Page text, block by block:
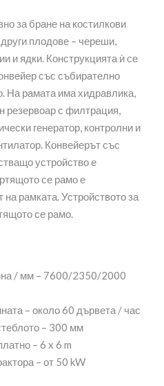
за бране на костилкови
плодове – череши,
и ядки. Конструкцията ѝ се
със събирателно
На рамата има хидравлика,
резервоар с филтрация,
генератор, контролни и
Конвейерът със
устройство е
се рамо е
на рамката. Устройството за
се рамо.
/ мм – 7600/2350/2000
– около 60 дървета / час
– 300 мм
– 6 x 6 m
– от 50 kW